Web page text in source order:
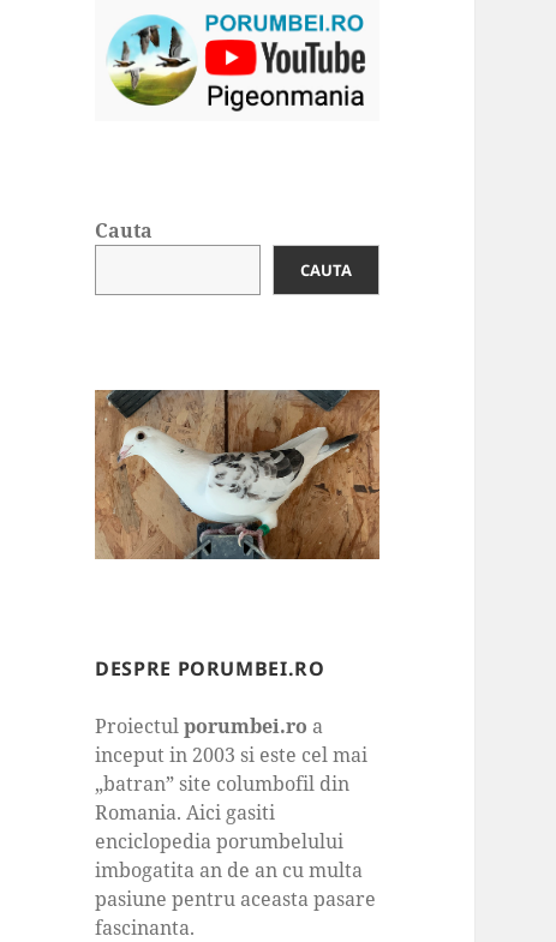
Cauta
CAUTA
DESPRE PORUMBEI.RO
Proiectulporumbei.ro a
inceput in 2003 si este cel mai
„batran” site columbofil din
Romania. Aici gasiti
enciclopedia porumbelului
imbogatita an de an cu multa
pasiune pentru aceasta pasare
fascinanta.